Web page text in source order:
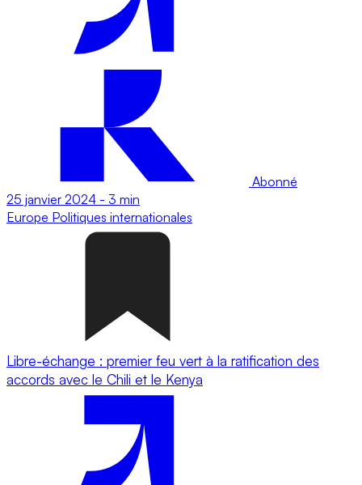
Abonné
25 janvier 2024 - 3 min
Europe Politiques internationales
Libre-échange : premier feu vert à la ratification des
accords avec le Chili et le Kenya